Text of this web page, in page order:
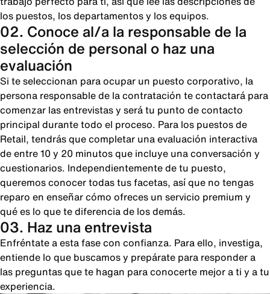
los puestos, los departamentos y los equipos.
02. Conoce al/a la responsable de la
selección de personal o haz una
evaluación
Si te seleccionan para ocupar un puesto corporativo, la
persona responsable de la contratación te contactará para
comenzar las entrevistas y será tu punto de contacto
principal durante todo el proceso. Para los puestos de
Retail, tendrás que completar una evaluación interactiva
de entre 10 y 20 minutos que incluye una conversación y
cuestionarios. Independientemente de tu puesto,
queremos conocer todas tus facetas, así que no tengas
reparo en enseñar cómo ofreces un servicio premium y
qué es lo que te diferencia de los demás.
03. Haz una entrevista
Enfréntate a esta fase con confianza. Para ello, investiga,
entiende lo que buscamos y prepárate para responder a
las preguntas que te hagan para conocerte mejor a ti y a tu
experiencia.